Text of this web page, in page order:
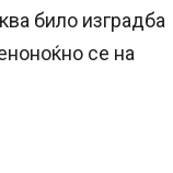
било изградба
се на